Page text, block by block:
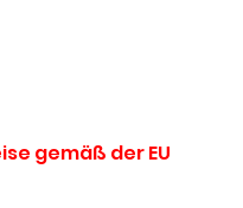
gemäß der EU